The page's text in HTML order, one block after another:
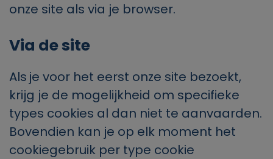
onze site als via je browser.
Via desite
Als je voor het eerst onze site bezoekt,
krijg je de mogelijkheid om specifieke
types cookies al dan niet te aanvaarden.
Bovendien kan je op elk moment het
cookiegebruik per type cookie